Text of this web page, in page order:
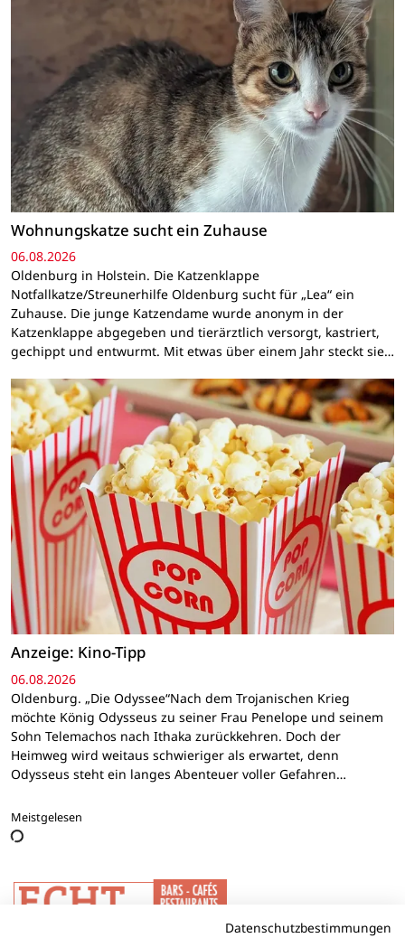
Wohnungskatze sucht ein Zuhause
06.08.2026
Oldenburg in Holstein. Die Katzenklappe
Notfallkatze/Streunerhilfe Oldenburg sucht für „Lea“ ein
Zuhause. Die junge Katzendame wurde anonym in der
Katzenklappe abgegeben und tierärztlich versorgt, kastriert,
gechippt und entwurmt. Mit etwas über einem Jahr steckt sie…
Anzeige: Kino-Tipp
06.08.2026
Oldenburg. „Die Odyssee“Nach dem Trojanischen Krieg
möchte König Odysseus zu seiner Frau Penelope und seinem
Sohn Telemachos nach Ithaka zurückkehren. Doch der
Heimweg wird weitaus schwieriger als erwartet, denn
Odysseus steht ein langes Abenteuer voller Gefahren…
Meistgelesen
Datenschutzbestimmungen